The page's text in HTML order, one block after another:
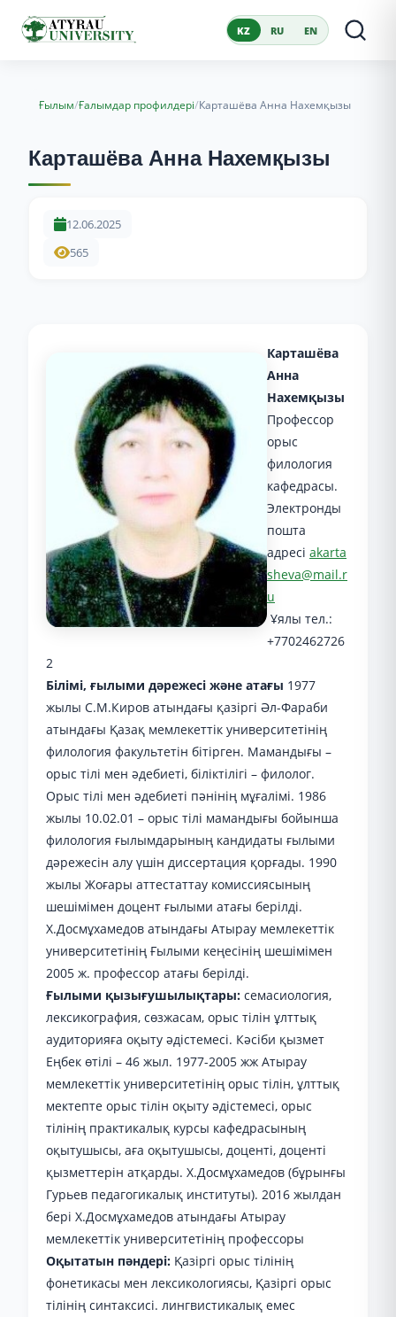
KZ RU EN
Ғылым/Ғалымдар профилдері/Карташёва Анна Нахемқызы
Карташёва Анна Нахемқызы
12.06.2025
565
Карташёва
Анна
Нахемқызы
Профессор
орыс
филология
кафедрасы.
Электронды
пошта
адресі akarta
sheva@mail.r
u
Ұялы тел.:
+7702462726
2
Білімі, ғылыми дәрежесі және атағы 1977
жылы С.М.Киров атындағы қазіргі Әл-Фараби
атындағы Қазақ мемлекеттік университетінің
филология факультетін бітірген. Мамандығы –
орыс тілі мен әдебиеті, біліктілігі – филолог.
Орыс тілі мен әдебиеті пәнінің мұғалімі. 1986
жылы 10.02.01 – орыс тілі мамандығы бойынша
филология ғылымдарының кандидаты ғылыми
дәрежесін алу үшін диссертация қорғады. 1990
жылы Жоғары аттестаттау комиссиясының
шешімімен доцент ғылыми атағы берілді.
Х.Досмұхамедов атындағы Атырау мемлекеттік
университетінің Ғылыми кеңесінің шешімімен
2005 ж. профессор атағы берілді.
Ғылыми қызығушылықтары: семасиология,
лексикография, сөзжасам, орыс тілін ұлттық
аудиторияға оқыту әдістемесі. Кәсіби қызмет
Еңбек өтілі – 46 жыл. 1977-2005 жж Атырау
мемлекеттік университетінің орыс тілін, ұлттық
мектепте орыс тілін оқыту әдістемесі, орыс
тілінің практикалық курсы кафедрасының
оқытушысы, аға оқытушысы, доценті, доценті
қызметтерін атқарды. Х.Досмұхамедов (бұрынғы
Гурьев педагогикалық институты). 2016 жылдан
бері Х.Досмұхамедов атындағы Атырау
мемлекеттік университетінің профессоры
Оқытатын пәндері: Қазіргі орыс тілінің
фонетикасы мен лексикологиясы, Қазіргі орыс
тілінің синтаксисі. лингвистикалық емес